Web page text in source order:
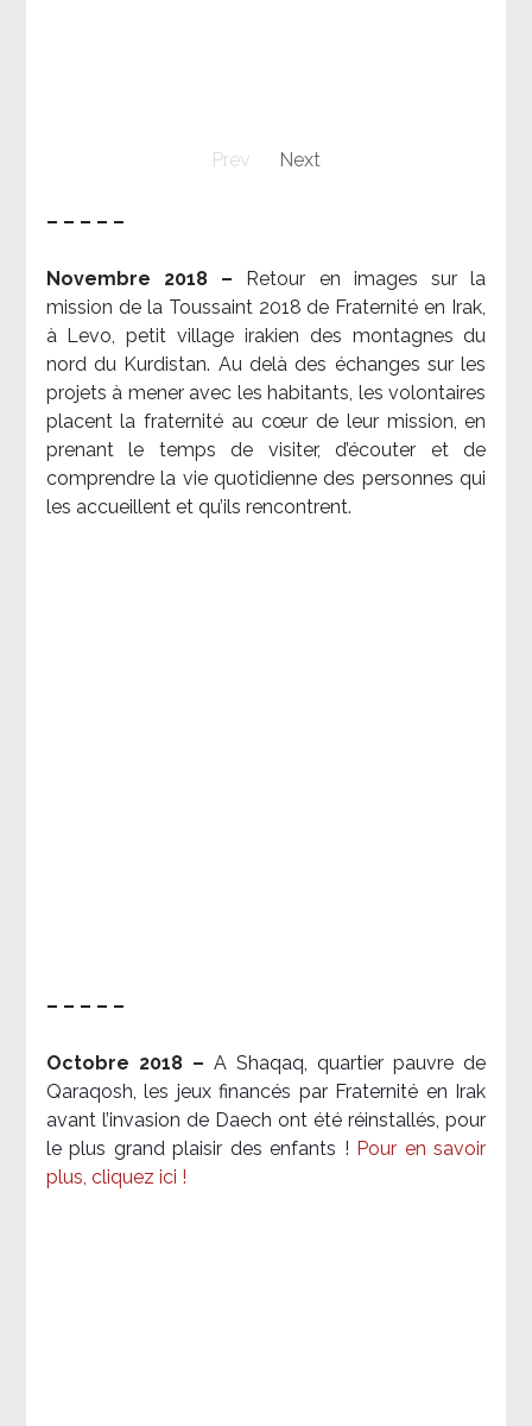
Prev Next
– – – – –
Novembre 2018 –
Retour en images sur la
mission de la Toussaint 2018 de Fraternité en Irak,
à Levo, petit village irakien des montagnes du
nord du Kurdistan. Au delà des échanges sur les
projets à mener avec les habitants, les volontaires
placent la fraternité au cœur de leur mission, en
prenant le temps de visiter, d’écouter et de
comprendre la vie quotidienne des personnes qui
les accueillent et qu’ils rencontrent.
– – – – –
Octobre 2018 – A Shaqaq, quartier pauvre de
Qaraqosh, les jeux financés par Fraternité en Irak​
avant l’invasion de Daech ont été réinstallés, pour
le plus grand plaisir des enfants ! Pour en savoir
plus, cliquez ici !